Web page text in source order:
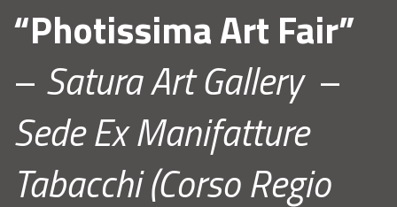
“Photissima Art Fair”
– Satura Art Gallery –
Sede Ex Manifatture
Tabacchi (Corso Regio